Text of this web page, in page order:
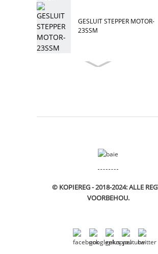
GESLUIT STEPPER MOTOR-
23SSM
© KOPIEREG - 2018-2024: ALLE
VOORBEHOU.